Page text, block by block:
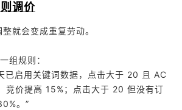
调价
就会变成重复劳动。
组规则：
已启用关键词数据，点击大于 20 且 AC
竞价提高 15%；点击大于 20 但没有订
。”